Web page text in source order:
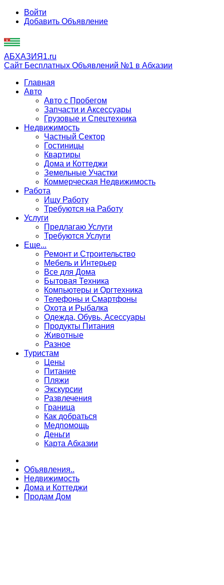
Войти
Добавить Объявление
АБХАЗИЯ1.ru
Сайт Бесплатных Объявлений №1 в Абхазии
Главная
Авто
Авто с Пробегом
Запчасти и Аксессуары
Грузовые и Спецтехника
Недвижимость
Частный Сектор
Гостиницы
Квартиры
Дома и Коттеджи
Земельные Участки
Коммерческая Недвижимость
Работа
Ищу Работу
Требуются на Работу
Услуги
Предлагаю Услуги
Требуются Услуги
Еще...
Ремонт и Строительство
Мебель и Интерьер
Все для Дома
Бытовая Техника
Компьютеры и Оргтехника
Телефоны и Смартфоны
Охота и Рыбалка
Одежда, Обувь, Асессуары
Продукты Питания
Животные
Разное
Туристам
Цены
Питание
Пляжи
Экскурсии
Развлечения
Граница
Как добраться
Медпомощь
Деньги
Карта Абхазии
Объявления..
Недвижимость
Дома и Коттеджи
Продам Дом